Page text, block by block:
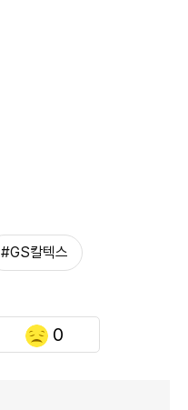
#GS칼텍스
0